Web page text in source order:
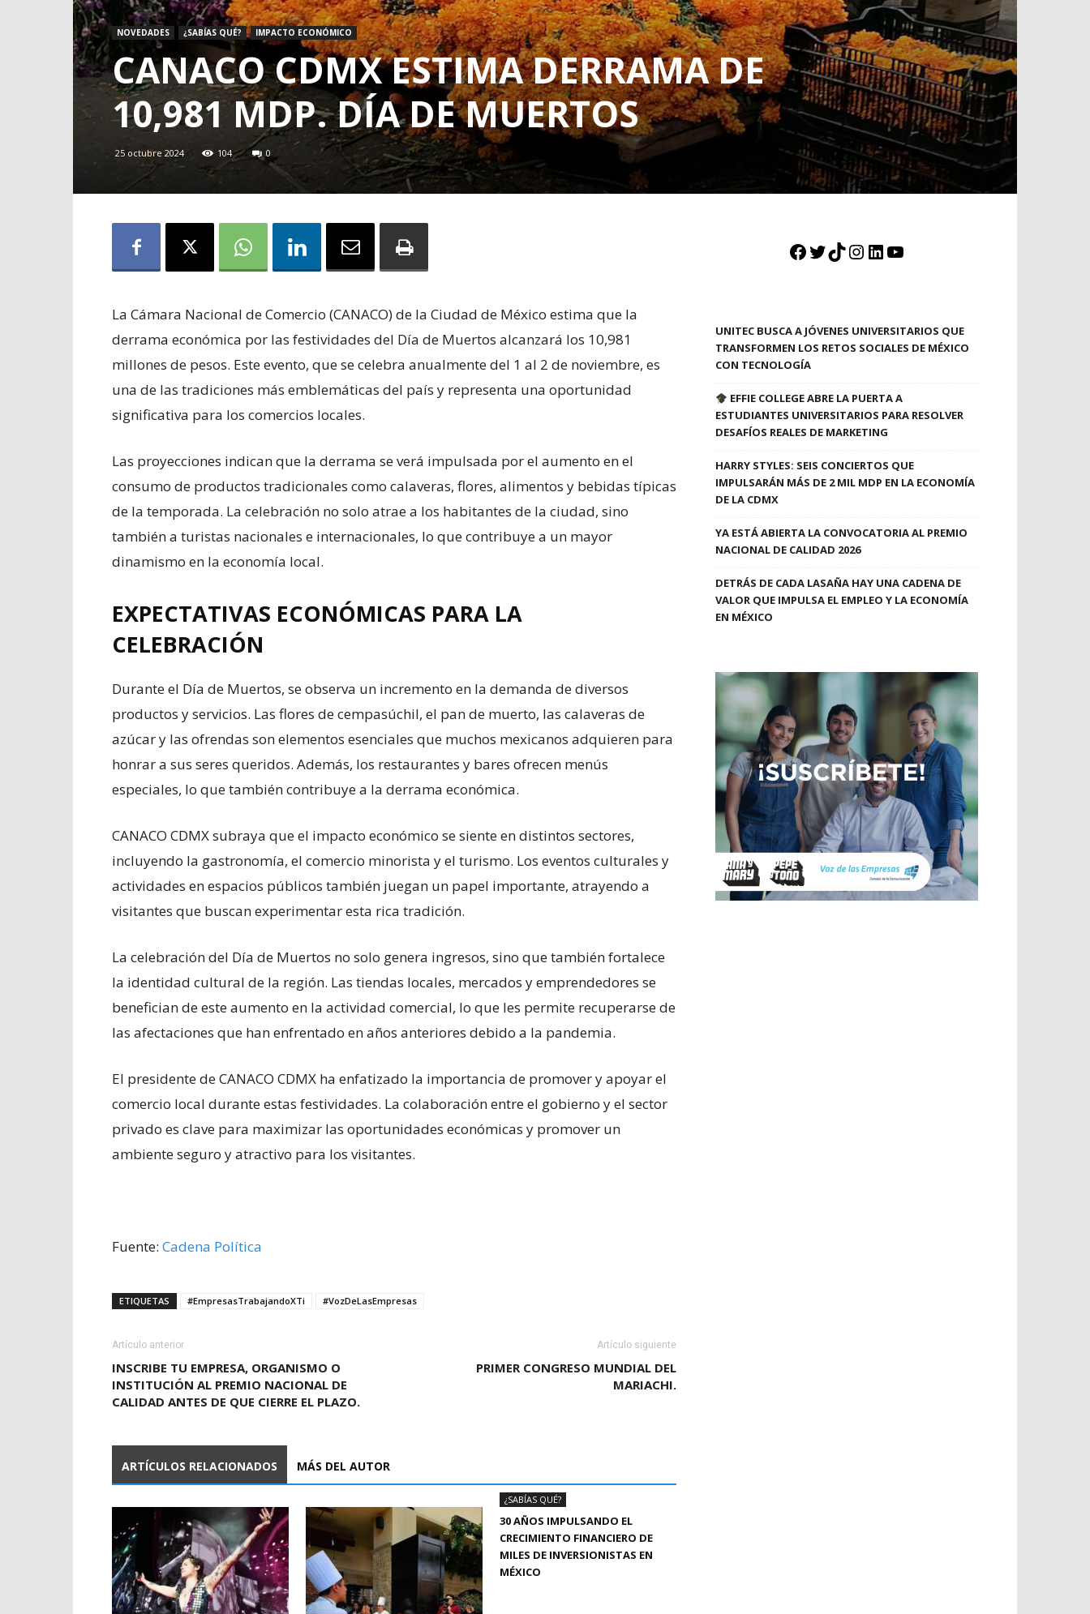
NOVEDADES ¿SABÍAS QUÉ? IMPACTO ECONÓMICO
CANACO CDMX ESTIMA DERRAMA DE
10,981 MDP. DÍA DE MUERTOS
25 octubre 2024 104 0
La Cámara Nacional de Comercio (CANACO) de la Ciudad de México estima que la
derrama económica por las festividades del Día de Muertos alcanzará los 10,981
millones de pesos. Este evento, que se celebra anualmente del 1 al 2 de noviembre, es
una de las tradiciones más emblemáticas del país y representa una oportunidad
significativa para los comercios locales.
Las proyecciones indican que la derrama se verá impulsada por el aumento en el
consumo de productos tradicionales como calaveras, flores, alimentos y bebidas típicas
de la temporada. La celebración no solo atrae a los habitantes de la ciudad, sino
también a turistas nacionales e internacionales, lo que contribuye a un mayor
dinamismo en la economía local.
EXPECTATIVAS ECONÓMICAS PARA LA
CELEBRACIÓN
Durante el Día de Muertos, se observa un incremento en la demanda de diversos
productos y servicios. Las flores de cempasúchil, el pan de muerto, las calaveras de
azúcar y las ofrendas son elementos esenciales que muchos mexicanos adquieren para
honrar a sus seres queridos. Además, los restaurantes y bares ofrecen menús
especiales, lo que también contribuye a la derrama económica.
CANACO CDMX subraya que el impacto económico se siente en distintos sectores,
incluyendo la gastronomía, el comercio minorista y el turismo. Los eventos culturales y
actividades en espacios públicos también juegan un papel importante, atrayendo a
visitantes que buscan experimentar esta rica tradición.
La celebración del Día de Muertos no solo genera ingresos, sino que también fortalece
la identidad cultural de la región. Las tiendas locales, mercados y emprendedores se
benefician de este aumento en la actividad comercial, lo que les permite recuperarse de
las afectaciones que han enfrentado en años anteriores debido a la pandemia.
El presidente de CANACO CDMX ha enfatizado la importancia de promover y apoyar el
comercio local durante estas festividades. La colaboración entre el gobierno y el sector
privado es clave para maximizar las oportunidades económicas y promover un
ambiente seguro y atractivo para los visitantes.
Fuente: Cadena Política
ETIQUETAS #EmpresasTrabajandoXTi #VozDeLasEmpresas
Artículo anterior
INSCRIBE TU EMPRESA, ORGANISMO O
INSTITUCIÓN AL PREMIO NACIONAL DE
CALIDAD ANTES DE QUE CIERRE EL PLAZO.
Artículo siguiente
PRIMER CONGRESO MUNDIAL DEL
MARIACHI.
ARTÍCULOS RELACIONADOS MÁS DEL AUTOR
¿SABÍAS QUÉ?
30 AÑOS IMPULSANDO EL
CRECIMIENTO FINANCIERO DE
MILES DE INVERSIONISTAS EN
MÉXICO
Facebook
Twitter
TikTok
Instagram
LinkedIn
YouTube
UNITEC BUSCA A JÓVENES UNIVERSITARIOS QUE
TRANSFORMEN LOS RETOS SOCIALES DE MÉXICO
CON TECNOLOGÍA
EFFIE COLLEGE ABRE LA PUERTA A
ESTUDIANTES UNIVERSITARIOS PARA RESOLVER
DESAFÍOS REALES DE MARKETING
HARRY STYLES: SEIS CONCIERTOS QUE
IMPULSARÁN MÁS DE 2 MIL MDP EN LA ECONOMÍA
DE LA CDMX
YA ESTÁ ABIERTA LA CONVOCATORIA AL PREMIO
NACIONAL DE CALIDAD 2026
DETRÁS DE CADA LASAÑA HAY UNA CADENA DE
VALOR QUE IMPULSA EL EMPLEO Y LA ECONOMÍA
EN MÉXICO